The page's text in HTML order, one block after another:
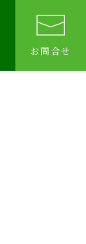
お問合せ